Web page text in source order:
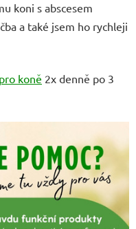
koni s abscesem
a také jsem ho rychleji
koně 2x denně po 3